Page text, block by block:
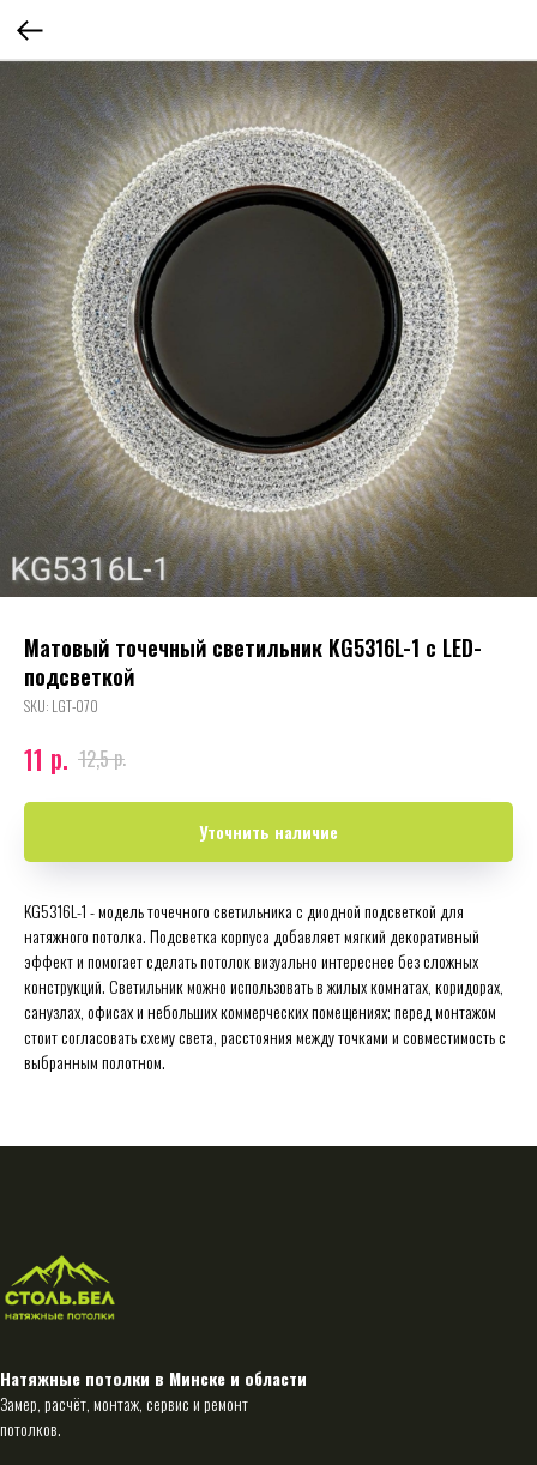
Матовый точечный светильник KG5316L-1 с LED-
подсветкой
SKU: LGT-070
11 р. 12,5р.
Уточнить наличие
KG5316L-1 - модель точечного светильника с диодной подсветкой для
натяжного потолка. Подсветка корпуса добавляет мягкий декоративный
эффект и помогает сделать потолок визуально интереснее без сложных
конструкций. Светильник можно использовать в жилых комнатах, коридорах,
санузлах, офисах и небольших коммерческих помещениях; перед монтажом
стоит согласовать схему света, расстояния между точками и совместимость с
выбранным полотном.
Натяжные потолки в Минске и области
Замер, расчёт, монтаж, сервис и ремонт
потолков.